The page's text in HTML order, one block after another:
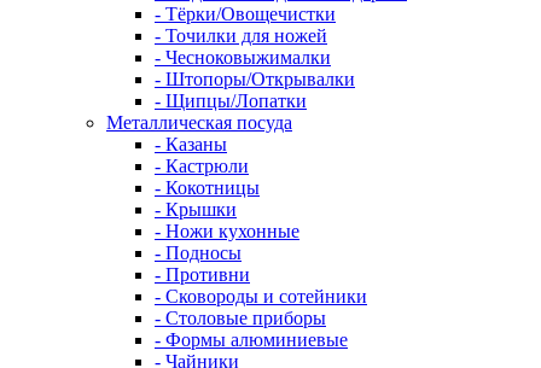
- Тёрки/Овощечистки
- Точилки для ножей
- Чесноковыжималки
- Штопоры/Открывалки
- Щипцы/Лопатки
Металлическая посуда
- Казаны
- Кастрюли
- Кокотницы
- Крышки
- Ножи кухонные
- Подносы
- Противни
- Сковороды и сотейники
- Столовые приборы
- Формы алюминиевые
- Чайники